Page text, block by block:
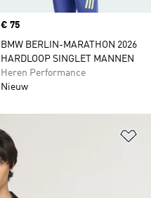
Price
€ 75
BMW BERLIN-MARATHON 2026
HARDLOOP SINGLET MANNEN
Heren Performance
Nieuw